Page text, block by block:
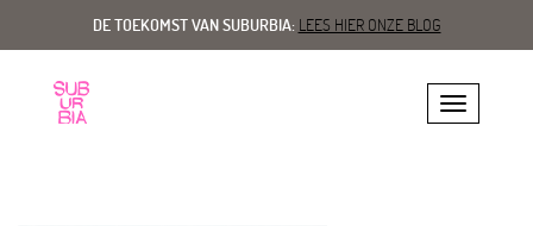
DE TOEKOMST VAN SUBURBIA: LEES HIER ONZE BLOG
Toggle